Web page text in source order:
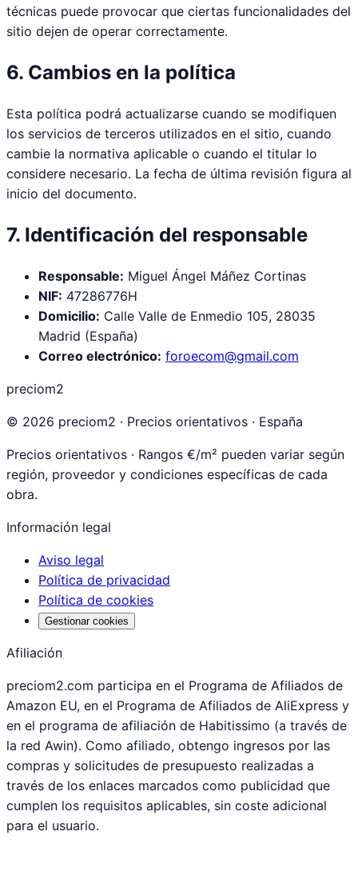
técnicas puede provocar que ciertas funcionalidades del
sitio dejen de operar correctamente.
6. Cambios en la política
Esta política podrá actualizarse cuando se modifiquen
los servicios de terceros utilizados en el sitio, cuando
cambie la normativa aplicable o cuando el titular lo
considere necesario. La fecha de última revisión figura al
inicio del documento.
7. Identificación del responsable
Responsable: Miguel Ángel Máñez Cortinas
NIF: 47286776H
Domicilio: Calle Valle de Enmedio 105, 28035
Madrid (España)
Correo electrónico: foroecom@gmail.com
preciom2
© 2026 preciom2 · Precios orientativos · España
Precios orientativos · Rangos €/m² pueden variar según
región, proveedor y condiciones específicas de cada
obra.
Información legal
Aviso legal
Política de privacidad
Política de cookies
Gestionar cookies
Afiliación
preciom2.com participa en el Programa de Afiliados de
Amazon EU, en el Programa de Afiliados de AliExpress y
en el programa de afiliación de Habitissimo (a través de
la red Awin). Como afiliado, obtengo ingresos por las
compras y solicitudes de presupuesto realizadas a
través de los enlaces marcados como publicidad que
cumplen los requisitos aplicables, sin coste adicional
para el usuario.